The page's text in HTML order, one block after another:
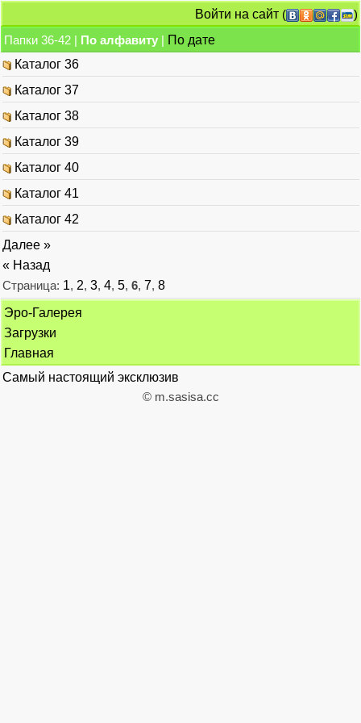
Войти на сайт (
)
Папки 36-42 | По алфавиту | По дате
Каталог 36
Каталог 37
Каталог 38
Каталог 39
Каталог 40
Каталог 41
Каталог 42
Далее »
« Назад
Страница: 1, 2, 3, 4, 5, 6, 7, 8
Эро-Галерея
Загрузки
Главная
Самый настоящий эксклюзив
© m.sasisa.cc